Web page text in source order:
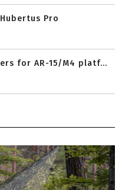
Pro
for AR-15/M4 platf...